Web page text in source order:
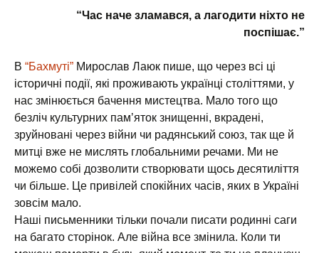
“Час наче зламався, а лагодити ніхто не
поспішає.”
В “Бахмуті” Мирослав Лаюк пише, що через всі ці
історичні події, які проживають українці століттями, у
нас змінюється бачення мистецтва. Мало того що
безліч культурних памʼяток знищенні, вкрадені,
зруйновані через війни чи радянський союз, так ще й
митці вже не мислять глобальними речами. Ми не
можемо собі дозволити створювати щось десятиліття
чи більше. Це привілей спокійних часів, яких в Україні
зовсім мало.
Наші письменники тільки почали писати родинні саги
на багато сторінок. Але війна все змінила. Коли ти